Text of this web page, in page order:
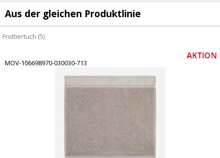
Aus der gleichen Produktlinie
Frottiertuch (5)
MOV-106698970-030030-713